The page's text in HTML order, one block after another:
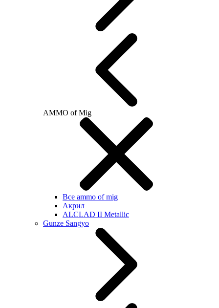
AMMO of Mig
Все ammo of mig
Акрил
ALCLAD II Metallic
Gunze Sangyo